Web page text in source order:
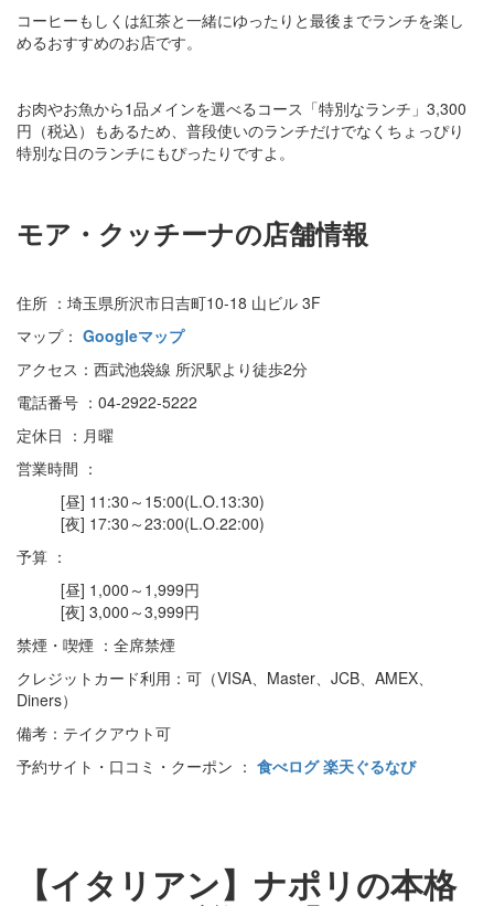
コーヒーもしくは紅茶と一緒にゆったりと最後までランチを楽し
めるおすすめのお店です。
お肉やお魚から1品メインを選べるコース「特別なランチ」3,300
円（税込）もあるため、普段使いのランチだけでなくちょっぴり
特別な日のランチにもぴったりですよ。
モア・クッチーナの店舗情報
住所 ：埼玉県所沢市日吉町10-18 山ビル 3F
マップ： Googleマップ
アクセス：西武池袋線 所沢駅より徒歩2分
電話番号 ：04-2922-5222
定休日 ：月曜
営業時間 ：
[昼] 11:30～15:00(L.O.13:30)
[夜] 17:30～23:00(L.O.22:00)
予算 ：
[昼] 1,000～1,999円
[夜] 3,000～3,999円
禁煙・喫煙 ：全席禁煙
クレジットカード利用：可（VISA、Master、JCB、AMEX、
Diners）
備考：テイクアウト可
予約サイト・口コミ・クーポン ： 食べログ楽天ぐるなび
【イタリアン】ナポリの本格